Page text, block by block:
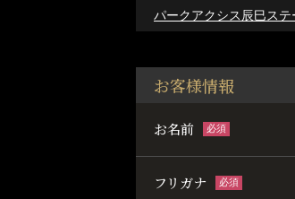
パークアクシス辰巳ス
お客様情報
お名前 必須
フリガナ 必須